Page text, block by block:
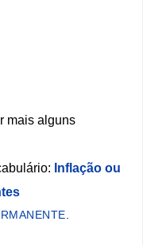
mais alguns
Inflação ou